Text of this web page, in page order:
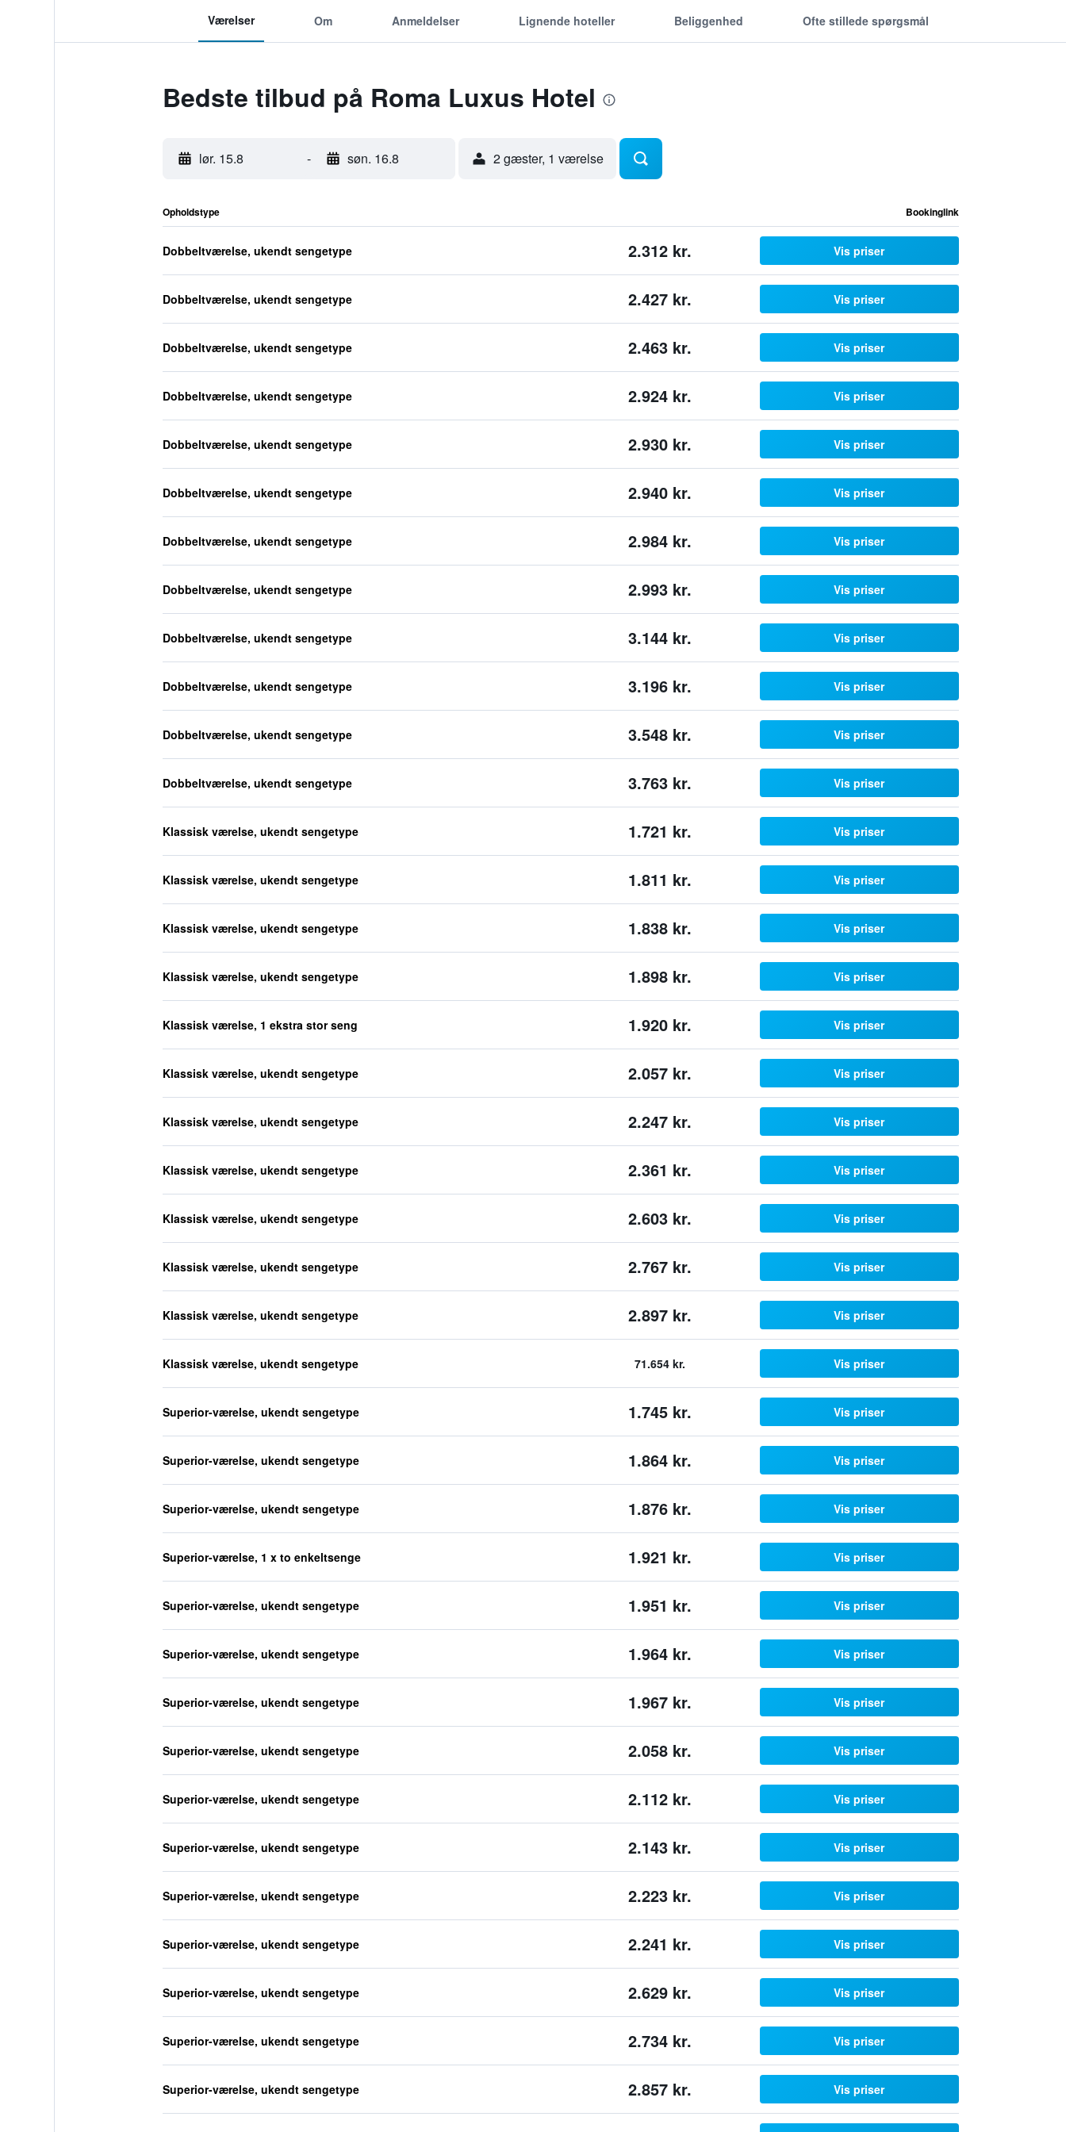
Værelser Om Anmeldelser Lignende hoteller Beliggenhed Ofte stillede spørgsmål
Bedste tilbud på Roma Luxus Hotel
lør. 15.8 - søn. 16.8 2 gæster, 1 værelse
Opholdstype Bookinglink
Dobbeltværelse, ukendt sengetype 2.312 kr. Vis priser
Dobbeltværelse, ukendt sengetype 2.427 kr. Vis priser
Dobbeltværelse, ukendt sengetype 2.463 kr. Vis priser
Dobbeltværelse, ukendt sengetype 2.924 kr. Vis priser
Dobbeltværelse, ukendt sengetype 2.930 kr. Vis priser
Dobbeltværelse, ukendt sengetype 2.940 kr. Vis priser
Dobbeltværelse, ukendt sengetype 2.984 kr. Vis priser
Dobbeltværelse, ukendt sengetype 2.993 kr. Vis priser
Dobbeltværelse, ukendt sengetype 3.144 kr. Vis priser
Dobbeltværelse, ukendt sengetype 3.196 kr. Vis priser
Dobbeltværelse, ukendt sengetype 3.548 kr. Vis priser
Dobbeltværelse, ukendt sengetype 3.763 kr. Vis priser
Klassisk værelse, ukendt sengetype 1.721 kr. Vis priser
Klassisk værelse, ukendt sengetype 1.811 kr. Vis priser
Klassisk værelse, ukendt sengetype 1.838 kr. Vis priser
Klassisk værelse, ukendt sengetype 1.898 kr. Vis priser
Klassisk værelse, 1 ekstra stor seng 1.920 kr. Vis priser
Klassisk værelse, ukendt sengetype 2.057 kr. Vis priser
Klassisk værelse, ukendt sengetype 2.247 kr. Vis priser
Klassisk værelse, ukendt sengetype 2.361 kr. Vis priser
Klassisk værelse, ukendt sengetype 2.603 kr. Vis priser
Klassisk værelse, ukendt sengetype 2.767 kr. Vis priser
Klassisk værelse, ukendt sengetype 2.897 kr. Vis priser
Klassisk værelse, ukendt sengetype 71.654 kr. Vis priser
Superior-værelse, ukendt sengetype 1.745 kr. Vis priser
Superior-værelse, ukendt sengetype 1.864 kr. Vis priser
Superior-værelse, ukendt sengetype 1.876 kr. Vis priser
Superior-værelse, 1 x to enkeltsenge 1.921 kr. Vis priser
Superior-værelse, ukendt sengetype 1.951 kr. Vis priser
Superior-værelse, ukendt sengetype 1.964 kr. Vis priser
Superior-værelse, ukendt sengetype 1.967 kr. Vis priser
Superior-værelse, ukendt sengetype 2.058 kr. Vis priser
Superior-værelse, ukendt sengetype 2.112 kr. Vis priser
Superior-værelse, ukendt sengetype 2.143 kr. Vis priser
Superior-værelse, ukendt sengetype 2.223 kr. Vis priser
Superior-værelse, ukendt sengetype 2.241 kr. Vis priser
Superior-værelse, ukendt sengetype 2.629 kr. Vis priser
Superior-værelse, ukendt sengetype 2.734 kr. Vis priser
Superior-værelse, ukendt sengetype 2.857 kr. Vis priser